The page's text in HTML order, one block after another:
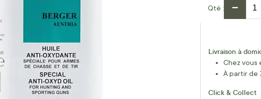
Qté −
Livraison à
Chez vous
À partir de
Click & Collect